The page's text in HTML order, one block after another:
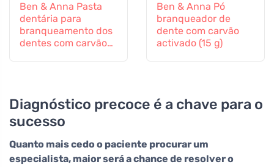
Ben & Anna Pasta
dentária para
branqueamento dos
dentes com carvão
Ben & Anna Pó
branqueador de
dente com carvão
activado (15 g)
Diagnóstico precoce é a chave para o
sucesso
Quanto mais cedo o paciente procurar um
especialista, maior será a chance de resolver o